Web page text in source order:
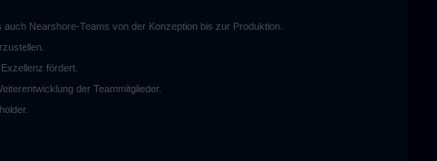
Nearshore-Teams von der Konzeption bis zur Produktion.
fördert.
der Teammitglieder.